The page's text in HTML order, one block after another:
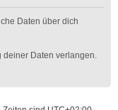
Daten über dich
Daten verlangen.